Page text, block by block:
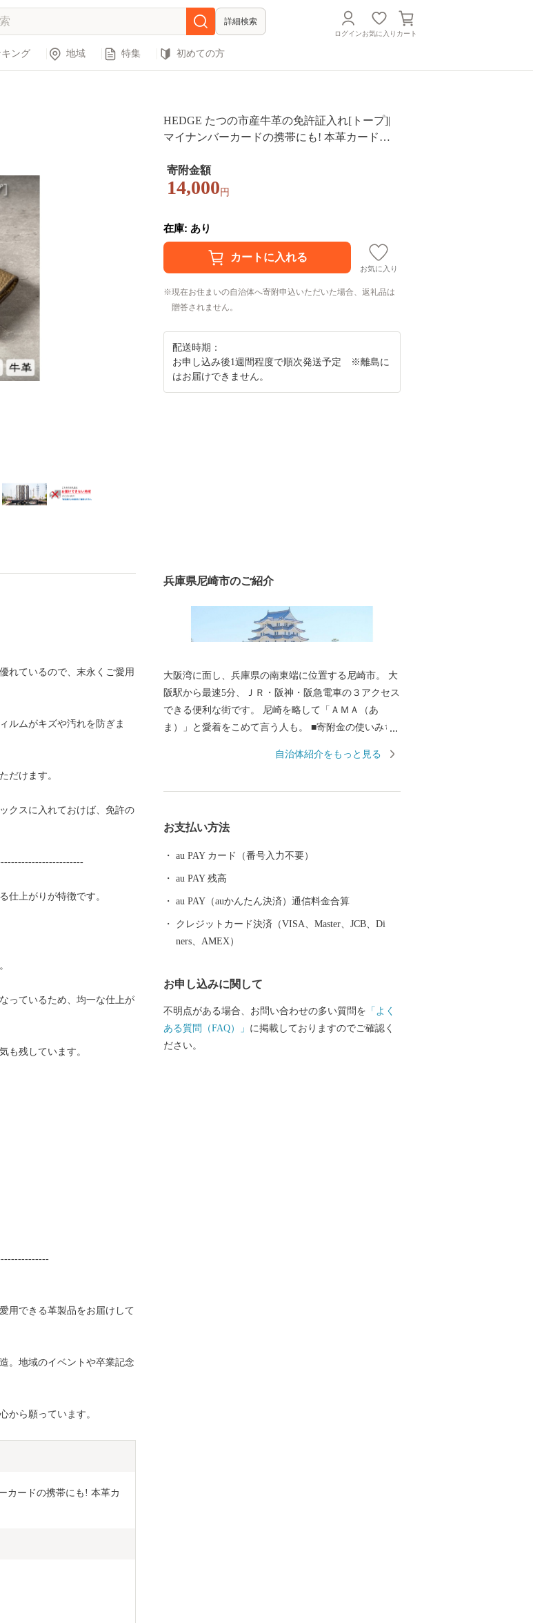
詳細検索
ログインお気に入り カート
ング 地域 特集 初めての方
HEDGE たつの市産牛革の免許証入れ[トープ]|
マイナンバーカードの携帯にも! 本革カードケ
寄附金額
14,000 円
在庫: あり
お気に入り
現在お住まいの自治体へ寄附申込いただいた場合、返礼品は
贈答されません。
配送時期：
お申し込み後1週間程度で順次発送予定 ※離島に
はお届けできません。
れているので、末永くご愛用
ルムがキズや汚れを防ぎま
だけます。
クスに入れておけば、免許の
仕上がりが特徴です。
っているため、均一な仕上が
も残しています。
用できる革製品をお届けして
。地域のイベントや卒業記念
から願っています。
カードの携帯にも! 本革カ
兵庫県尼崎市のご紹介
大阪湾に面し、兵庫県の南東端に位置する尼崎市。 大
阪駅から最速5分、ＪＲ・阪神・阪急電車の３アクセス
できる便利な街です。 尼崎を略して「ＡＭＡ（あ
ま）」と愛着をこめて言う人も。 ■寄附金の使いみち
り、 尼崎城の整備等に活用する基金のほか、 全国でも
崎城が築かれました。 敷地は甲子園球場の約3.5倍もの
崎城西三の丸エリアにあたる尼崎城址公園内に本丸の
一部である 天守が整備されることとなり、 平成31年3
月、400年の時を越えてついに尼崎城が蘇りました。
自治体紹介をもっと見る
お支払い方法
au PAY カード（番号入力不要）
au PAY 残高
au PAY（auかんたん決済）通信料金合算
クレジットカード決済（VISA、Master、JCB、Di
ners、AMEX）
お申し込みに関して
不明点がある場合、お問い合わせの多い質問を 「よく
ある質問（FAQ）」 に掲載しておりますのでご確認く
ださい。